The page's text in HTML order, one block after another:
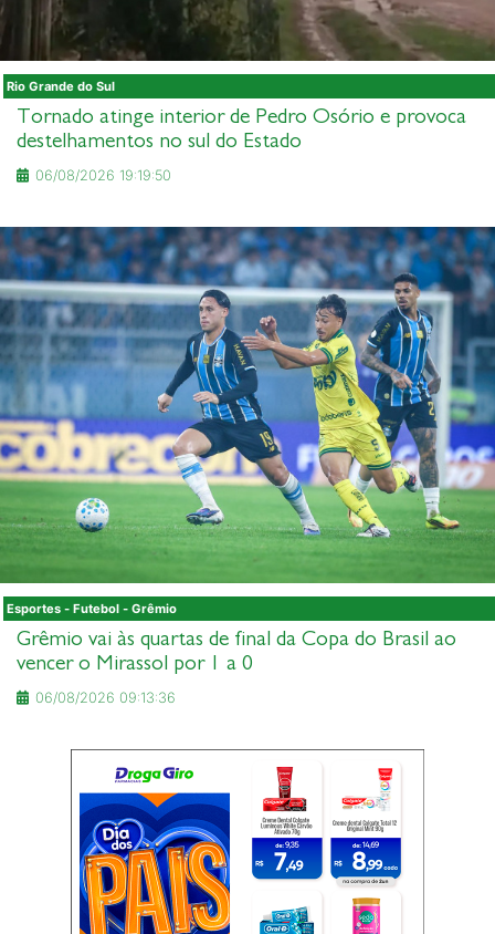
Rio Grande do Sul
Tornado atinge interior de Pedro Osório e provoca
destelhamentos no sul do Estado
06/08/2026 19:19:50
Esportes - Futebol - Grêmio
Grêmio vai às quartas de final da Copa do Brasil ao
vencer o Mirassol por 1 a 0
06/08/2026 09:13:36